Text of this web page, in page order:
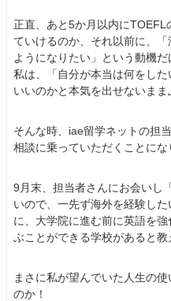
正直、あと5か月以内に
ていけるのか、それ以前に、
ようになりたい」という動機
私は、「自分が本当は何をし
いいのかと本気を出せないまま
そんな時、iae留学ネットの担
相談に乗っていただくことにな
9月末、担当者さんにお会いし
いので、一先ず海外を経験し
に、大学院に進む前に英語を
ぶことができる学校があると教
まさに私が望んでいた人生の
のか！